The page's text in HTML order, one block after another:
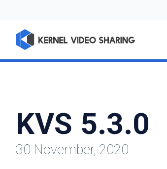
KVS 5.3.0
30 November, 2020